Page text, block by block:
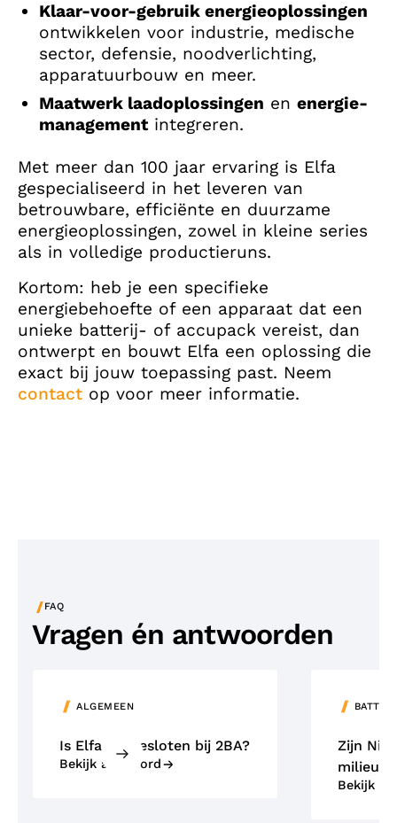
Klaar-voor-gebruik energieoplossingen
ontwikkelen voor industrie, medische
sector, defensie, noodverlichting,
apparatuurbouw en meer.
Maatwerk laadoplossingen en energie­
management integreren.
Met meer dan 100 jaar ervaring is Elfa
gespecialiseerd in het leveren van
betrouwbare, efficiënte en duurzame
energieoplossingen, zowel in kleine series
als in volledige productieruns.
Kortom: heb je een specifieke
energiebehoefte of een apparaat dat een
unieke batterij- of accupack vereist, dan
ontwerpt en bouwt Elfa een oplossing die
exact bij jouw toepassing past. Neem
contact op voor meer informatie.
/FAQ
Vragen én antwoorden
ALGEMEEN
Is Elfa aangesloten bij 2BA?
Bekijk antwoord
Zijn
Bekijk